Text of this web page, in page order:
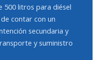
500 litros para diésel
contar con un
secundaria y
y suministro